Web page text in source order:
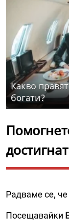
Какво
богати?
Радваме се, че
Посещавайки